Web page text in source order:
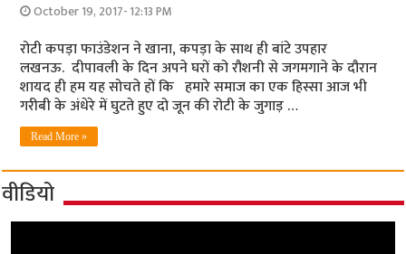
October 19, 2017- 12:13 PM
रोटी कपड़ा फाउंडेशन ने खाना, कपड़ा के साथ ही बांटे उपहार
लखनऊ. दीपावली के दिन अपने घरों को रौशनी से जगमगाने के दौरान
शायद ही हम यह सोचते हों कि हमारे समाज का एक हिस्सा आज भी
गरीबी के अंधेरे में घुटते हुए दो जून की रोटी के जुगाड़ …
Read More »
वीडियो